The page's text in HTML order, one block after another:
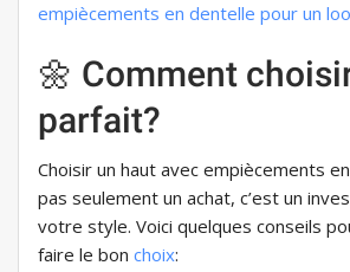
empiècements en dentelle pour un
🌼 Comment
parfait?
Choisir un haut avec empiècements
pas seulement un achat, c’est un
votre style. Voici quelques conseils
faire le bon choix: